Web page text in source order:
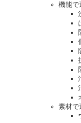
機能で
素材で